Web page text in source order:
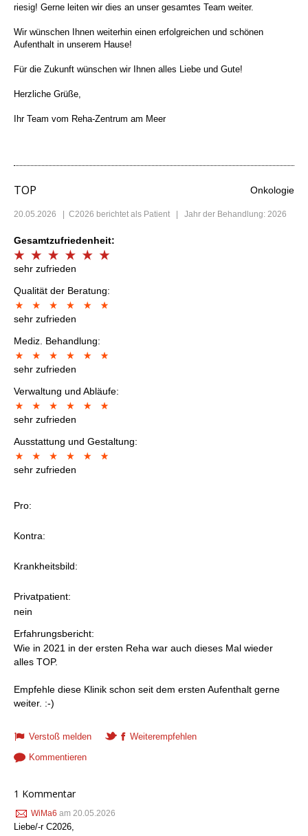
riesig! Gerne leiten wir dies an unser gesamtes Team weiter.
Wir wünschen Ihnen weiterhin einen erfolgreichen und schönen
Aufenthalt in unserem Hause!
Für die Zukunft wünschen wir Ihnen alles Liebe und Gute!
Herzliche Grüße,
Ihr Team vom Reha-Zentrum am Meer
TOP Onkologie
20.05.2026 C2026 berichtet als Patient | Jahr der Behandlung: 2026
Gesamtzufriedenheit:
sehr zufrieden
Qualität der Beratung:
sehr zufrieden
Mediz. Behandlung:
sehr zufrieden
Verwaltung und Abläufe:
sehr zufrieden
Ausstattung und Gestaltung:
sehr zufrieden
Pro:
Kontra:
Krankheitsbild:
Privatpatient:
nein
Erfahrungsbericht:
Wie in 2021 in der ersten Reha war auch dieses Mal wieder
alles TOP.
Empfehle diese Klinik schon seit dem ersten Aufenthalt gerne
weiter. :-)
Verstoß melden
Weiterempfehlen
Kommentieren
1 Kommentar
WiMa6 am 20.05.2026
Liebe/-r C2026,